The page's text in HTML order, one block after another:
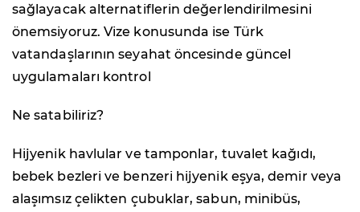
sağlayacak alternatiflerin değerlendirilmesini
önemsiyoruz. Vize konusunda ise Türk
vatandaşlarının seyahat öncesinde güncel
uygulamaları kontrol
Ne satabiliriz?
Hijyenik havlular ve tamponlar, tuvalet kağıdı,
bebek bezleri ve benzeri hijyenik eşya, demir veya
alaşımsız çelikten çubuklar, sabun, minibüs,